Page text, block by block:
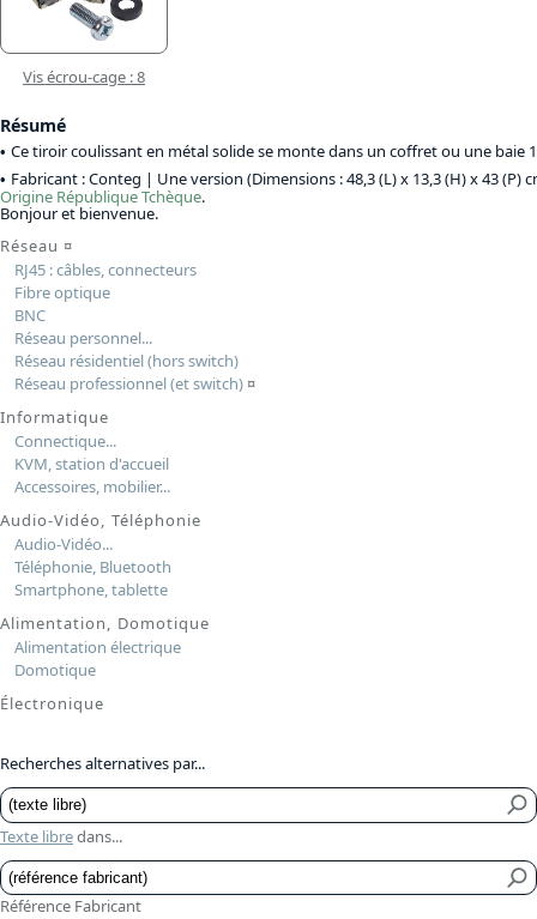
Vis écrou-cage : 8
Résumé
Ce tiroir coulissant en métal solide se monte dans un coffret ou une baie
Fabricant : Conteg | Une version (Dimensions : 48,3 (L) x 13,3 (H) x 43 (P)
Origine République Tchèque.
Bonjour et bienvenue.
Réseau ¤
RJ45 : câbles, connecteurs
Fibre optique
BNC
Réseau personnel...
Réseau résidentiel (hors switch)
Réseau professionnel (et switch)¤
Informatique
Connectique...
KVM, station d'accueil
Accessoires, mobilier...
Audio-Vidéo, Téléphonie
Audio-Vidéo...
Téléphonie, Bluetooth
Smartphone, tablette
Alimentation, Domotique
Alimentation électrique
Domotique
Électronique
Recherches alternatives par...
Texte libredans...
Référence Fabricant